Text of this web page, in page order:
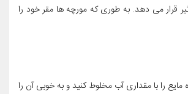
قرار می دهد. به طوری که مورچه ها مقر خود را
10 الی 20 قطره مایع را با مقداری آب مخلوط کنید و به خوبی آن را